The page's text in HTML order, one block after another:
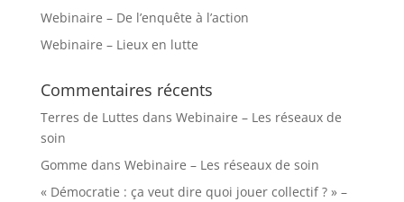
Webinaire – De l’enquête à l’action
Webinaire – Lieux en lutte
Commentaires récents
Terres de Luttes dans Webinaire – Les réseaux de
soin
Gomme dans Webinaire – Les réseaux de soin
« Démocratie : ça veut dire quoi jouer collectif ? » –